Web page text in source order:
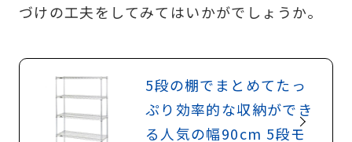
づけの工夫をしてみてはいかがでしょうか。
5段の棚でまとめてたっ
ぷり効率的な収納ができ
る人気の幅90cm 5段モ